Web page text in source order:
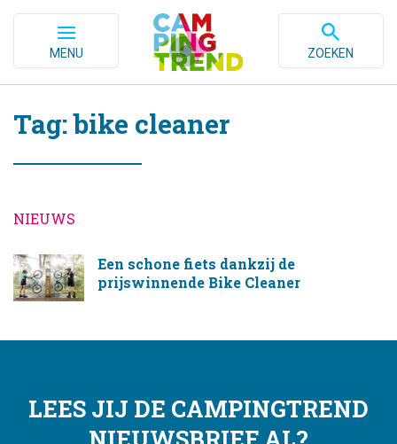
MENU ZOEKEN
Tag: bike cleaner
NIEUWS
Een schone fiets dankzij de
prijswinnende Bike Cleaner
LEES JIJ DE CAMPINGTREND